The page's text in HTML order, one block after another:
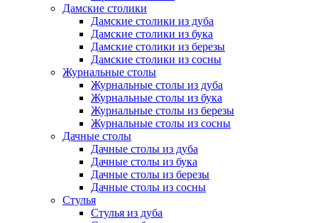
Дамские столики
Дамские столики из дуба
Дамские столики из бука
Дамские столики из березы
Дамские столики из сосны
Журнальные столы
Журнальные столы из дуба
Журнальные столы из бука
Журнальные столы из березы
Журнальные столы из сосны
Дачные столы
Дачные столы из дуба
Дачные столы из бука
Дачные столы из березы
Дачные столы из сосны
Стулья
Стулья из дуба